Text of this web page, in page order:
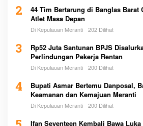
2
44 Tim Bertarung di Banglas Barat
Atlet Masa Depan
Di Kepulauan Meranti 202 Dilihat
3
Rp52 Juta Santunan BPJS
Perlindungan Pekerja Rentan
Di Kepulauan Meranti 200 Dilihat
4
Bupati Asmar Bertemu Danposal,
Keamanan dan Kemajuan Meranti
Di Kepulauan Meranti 200 Dilihat
Ifan Seventeen Kembali Bawa